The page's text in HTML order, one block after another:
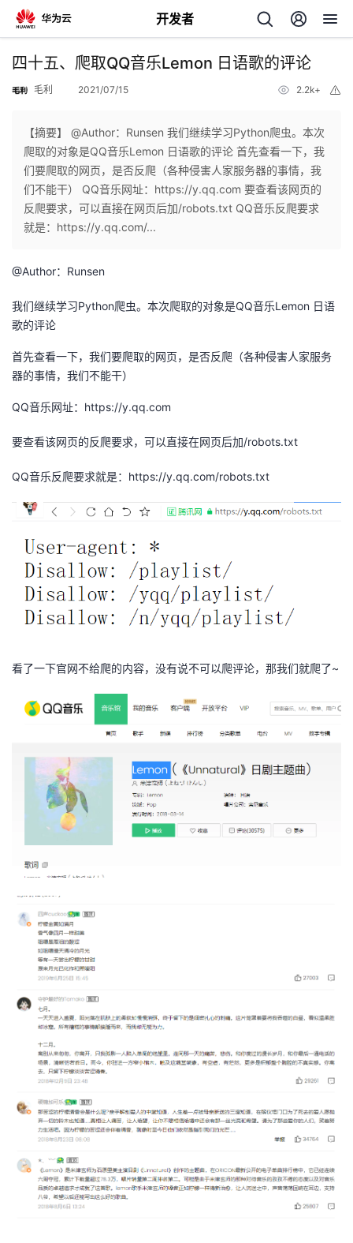
开发者
返
个
人
主
页
我
的
开
者
坛
圈
子
的
直
我
的
我
学
堂
我
的
课
程
我
的
认
证
我
的
实
验
我
的
收
藏
Programs
我
的
技
支
持
我
的
声
建
议
四十五、爬取QQ音乐Lemon 日语歌的评论
毛利 2021/07/15 2.2k+
【摘要】 @Author：Runsen 我们继续学习Python爬虫。本次
爬取的对象是QQ音乐Lemon 日语歌的评论 首先查看一下，我
们要爬取的网页，是否反爬（各种侵害人家服务器的事情，我
们不能干） QQ音乐网址：https://y.qq.com 要查看该网页的
反爬要求，可以直接在网页后加/robots.txt QQ音乐反爬要求
就是：https://y.qq.com/...
@Author：Runsen
我们继续学习Python爬虫。本次爬取的对象是QQ音乐Lemon 日语
歌的评论
首先查看一下，我们要爬取的网页，是否反爬（各种侵害人家服务
器的事情，我们不能干）
QQ音乐网址：https://y.qq.com
要查看该网页的反爬要求，可以直接在网页后加/robots.txt
QQ音乐反爬要求就是：https://y.qq.com/robots.txt
看了一下官网不给爬的内容，没有说不可以爬评论，那我们就爬了~